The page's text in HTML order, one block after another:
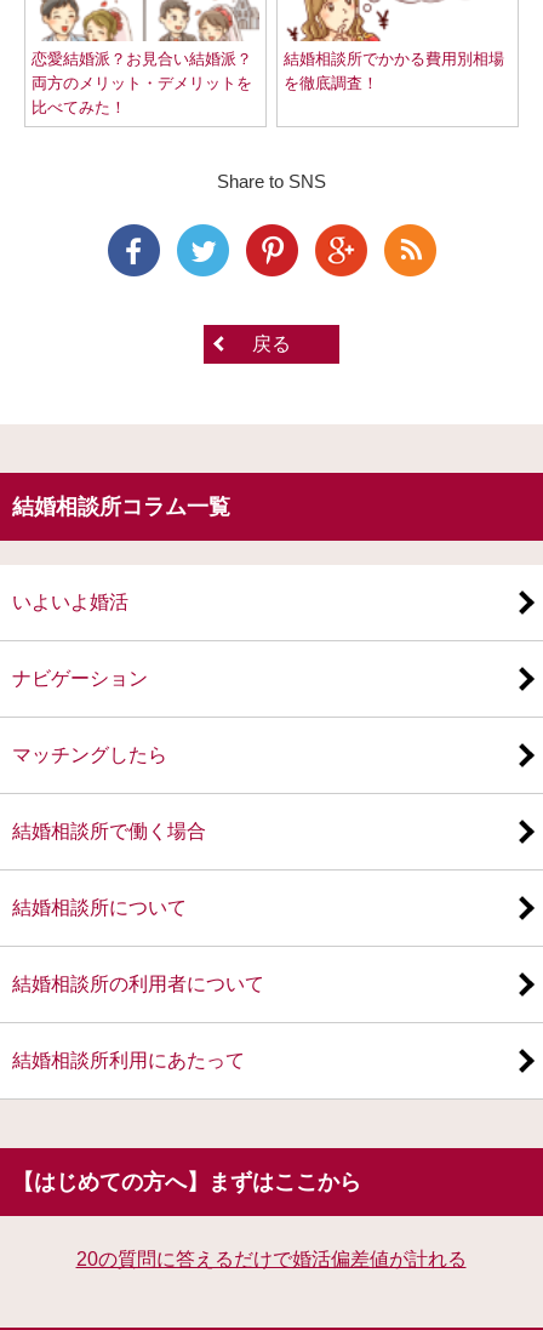
恋愛結婚派？お見合い結婚派？
両方のメリット・デメリットを
比べてみた！
結婚相談所でかかる費用別相場
を徹底調査！
Share to SNS
戻る
結婚相談所コラム一覧
いよいよ婚活
ナビゲーション
マッチングしたら
結婚相談所で働く場合
結婚相談所について
結婚相談所の利用者について
結婚相談所利用にあたって
【はじめての方へ】まずはここから
20の質問に答えるだけで婚活偏差値が計れる